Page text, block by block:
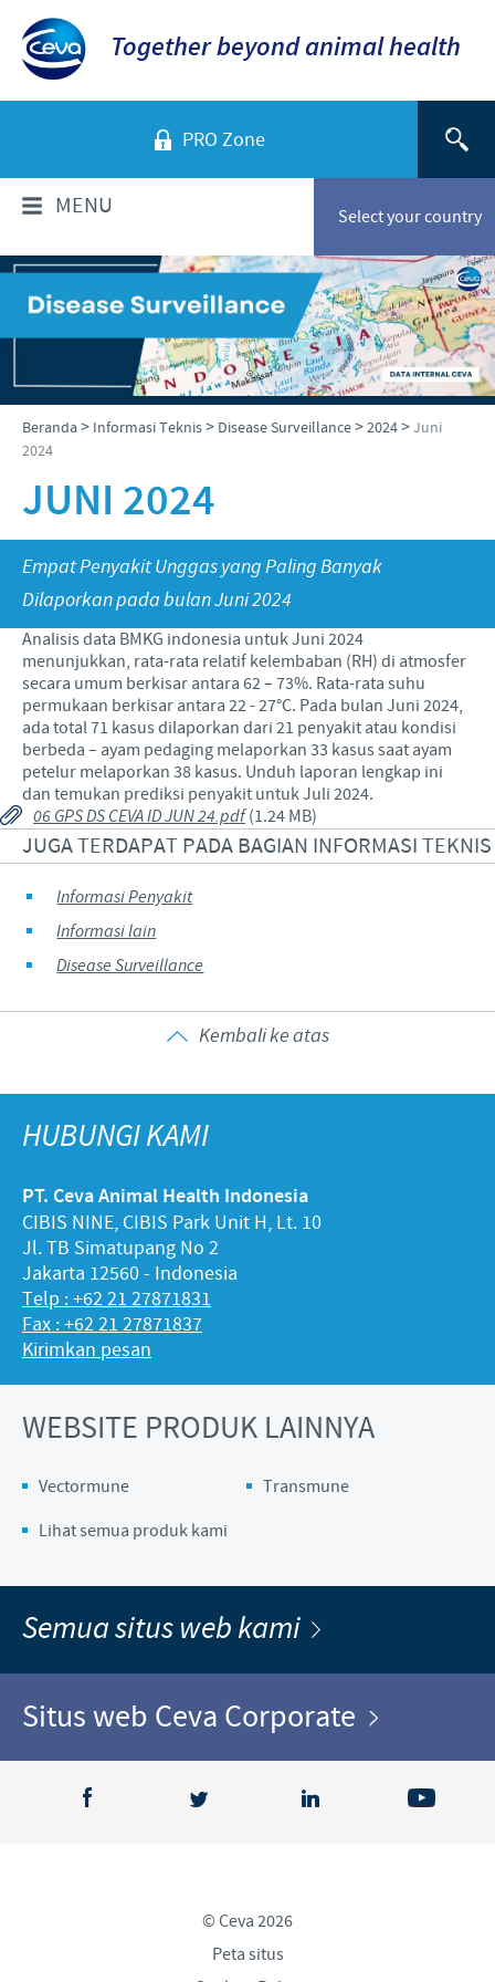
Together beyond animal health
PRO Zone
Select your country
MENU
TENTANG KAMI
Sekilas Perusahaan
Ceva Indonesia
Sejarah kami
Nilai-nilai kami
Penelitian dan Pengembangan
Produksi
Keberadaan Ceva di dunia
Hubungi Kami
PRODUK
Daftar Produk
Babi
Sapi
INFORMASI TEKNIS
Disease Surveillance
BERITA & MEDIA
Berita Kegiatan
PERAN & TANGGUNG JAWAB
Fokus pada peranan
Kerja sama bisnis dan ilmiah
Kontribusi
Program pendukung
KARIR
Pekerjaan utama kami
Lowongan Pekerjaan
Proses perekrutan kami
Pengembangan Diri
Beranda> Informasi Teknis> Disease Surveillance>2024>Juni
2024
JUNI 2024
Empat Penyakit Unggas yang Paling Banyak
Dilaporkan pada bulan Juni 2024
Analisis data BMKG indonesia untuk Juni 2024
menunjukkan, rata-rata relatif kelembaban (RH) di atmosfer
secara umum berkisar antara 62 – 73%. Rata-rata suhu
permukaan berkisar antara 22 - 27°C. Pada bulan Juni 2024,
ada total 71 kasus dilaporkan dari 21 penyakit atau kondisi
berbeda – ayam pedaging melaporkan 33 kasus saat ayam
petelur melaporkan 38 kasus. Unduh laporan lengkap ini
dan temukan prediksi penyakit untuk Juli 2024.
06 GPS DS CEVA ID JUN 24.pdf(1.24 MB)
JUGA TERDAPAT PADA BAGIAN INFORMASI TEKNIS
Informasi Penyakit
Informasi lain
Disease Surveillance
Kembali ke atas
HUBUNGI KAMI
PT. Ceva Animal Health Indonesia
CIBIS NINE, CIBIS Park Unit H, Lt. 10
Jl. TB Simatupang No 2
Jakarta 12560 - Indonesia
Telp : +62 21 27871831
Fax : +62 21 27871837
Kirimkan pesan
WEBSITE PRODUK LAINNYA
Vectormune
Transmune
Lihat semua produk kami
Semua situs web kami
Situs web Ceva Corporate
© Ceva 2026
Peta situs